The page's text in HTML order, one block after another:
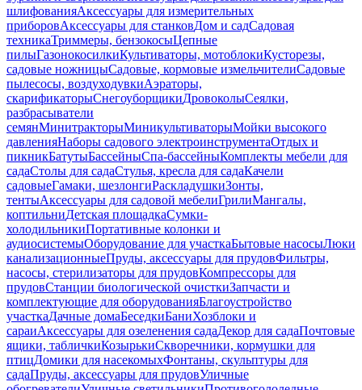
шлифованияАксессуары для измерительных
приборовАксессуары для станковДом и садСадовая
техникаТриммеры, бензокосыЦепные
пилыГазонокосилкиКультиваторы, мотоблокиКусторезы,
садовые ножницыСадовые, кормовые измельчителиСадовые
пылесосы, воздуходувкиАэраторы,
скарификаторыСнегоуборщикиДровоколыСеялки,
разбрасыватели
семянМинитракторыМиникультиваторыМойки высокого
давленияНаборы садового электроинструментаОтдых и
пикникБатутыБассейныСпа-бассейныКомплекты мебели для
садаСтолы для садаСтулья, кресла для садаКачели
садовыеГамаки, шезлонгиРаскладушкиЗонты,
тентыАксессуары для садовой мебелиГрилиМангалы,
коптильниДетская площадкаСумки-
холодильникиПортативные колонки и
аудиосистемыОборудование для участкаБытовые насосыЛюки
канализационныеПруды, аксессуары для прудовФильтры,
насосы, стерилизаторы для прудовКомпрессоры для
прудовСтанции биологической очисткиЗапчасти и
комплектующие для оборудованияБлагоустройство
участкаДачные домаБеседкиБаниХозблоки и
сараиАксессуары для озеленения садаДекор для садаПочтовые
ящики, табличкиКозырькиСкворечники, кормушки для
птицДомики для насекомыхФонтаны, скульптуры для
садаПруды, аксессуары для прудовУличные